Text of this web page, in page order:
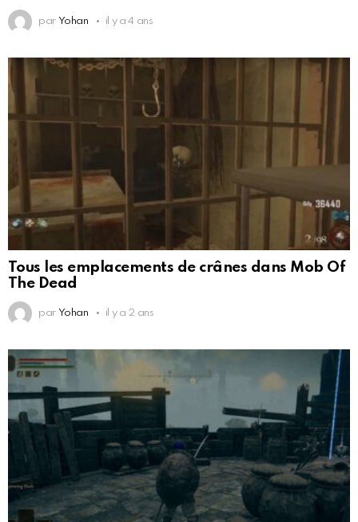
par Yohan il y a 4 ans
Tous les emplacements de crânes dans Mob Of
The Dead
par Yohan il y a 2 ans